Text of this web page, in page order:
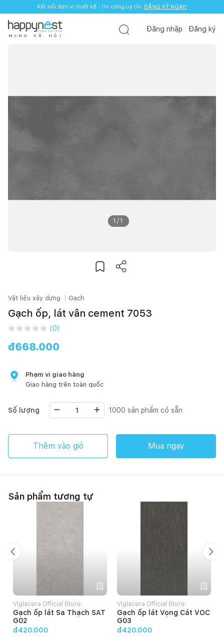
Kết nối đơn vị thiết kế - thi công uy tín. ĐĂNG KÝ NGAY!
M Ạ N G X Ã H Ộ I
Đăng nhập Đăng ký
1 / 1
Vật liệu xây dựng Gạch
Gạch ốp, lát vân cement 7053
(0)
đ668.000
Phạm vi giao hàng
Giao hàng trên toàn quốc
Số lượng 1000 sản phẩm có sẵn
Thêm vào giỏ Mua ngay
Sản phẩm tương tự
Viglacera Official Store
Gạch ốp lát Sa Thạch SAT
G02
đ420.000
Viglacera Official Store
Gạch ốp lát Vọng Cát VOC
G03
đ420.000